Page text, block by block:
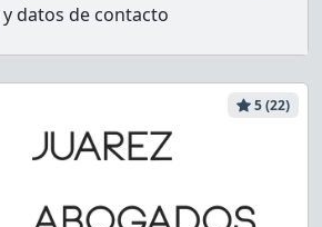
datos de contacto
5 (22)